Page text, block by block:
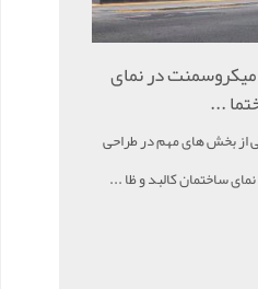
در نمای
...
از بخش‌ های مهم در طراحی
ساختمان کالبد و ظا ...